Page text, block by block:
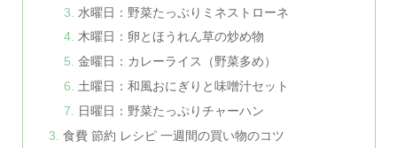
水曜日：野菜たっぷりミネストローネ
木曜日：卵とほうれん草の炒め物
金曜日：カレーライス（野菜多め）
土曜日：和風おにぎりと味噌汁セット
日曜日：野菜たっぷりチャーハン
食費 節約 レシピ 一週間の買い物のコツ